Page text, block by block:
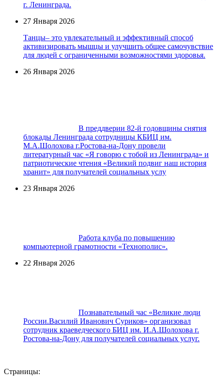
г. Ленинграда.
27 Января 2026
Танцы– это увлекательный и эффективный способ
активизировать мышцы и улучшить общее самочувствие
для людей с ограниченными возможностями здоровья.
26 Января 2026
В преддверии 82-й годовщины снятия
блокады Ленинграда сотрудницы КБИЦ им.
М.А.Шолохова г.Ростова-на-Дону провели
литературный час «Я говорю с тобой из Ленинграда» и
патриотические чтения «Великий подвиг наш история
хранит» для получателей социальных услу
23 Января 2026
Работа клуба по повышению
компьютерной грамотности «Технополис».
22 Января 2026
Познавательный час «Великие люди
России.Василий Иванович Суриков» организовал
сотрудник краеведческого БИЦ им. И.А.Шолохова г.
Ростова-на-Дону для получателей социальных услуг.
Страницы: